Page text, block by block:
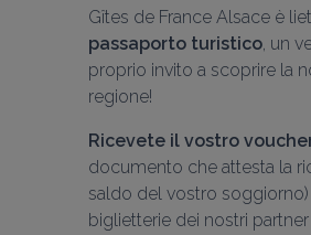
passaporto turistico, un
proprio invito a scoprire la
Ricevete il vostro
documento che attesta la
saldo del vostro
biglietterie dei nostri